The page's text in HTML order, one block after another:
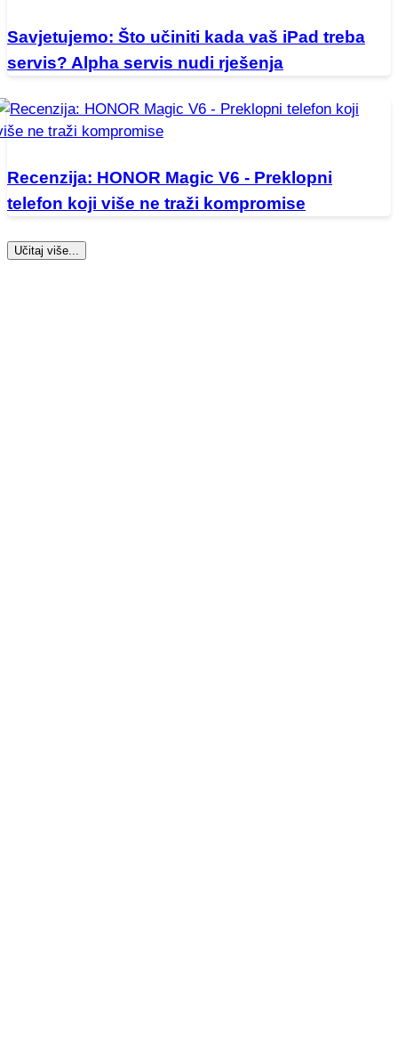
Savjetujemo: Što učiniti kada vaš iPad treba
servis? Alpha servis nudi rješenja
Recenzija: HONOR Magic V6 - Preklopni
telefon koji više ne traži kompromise
Učitaj više...